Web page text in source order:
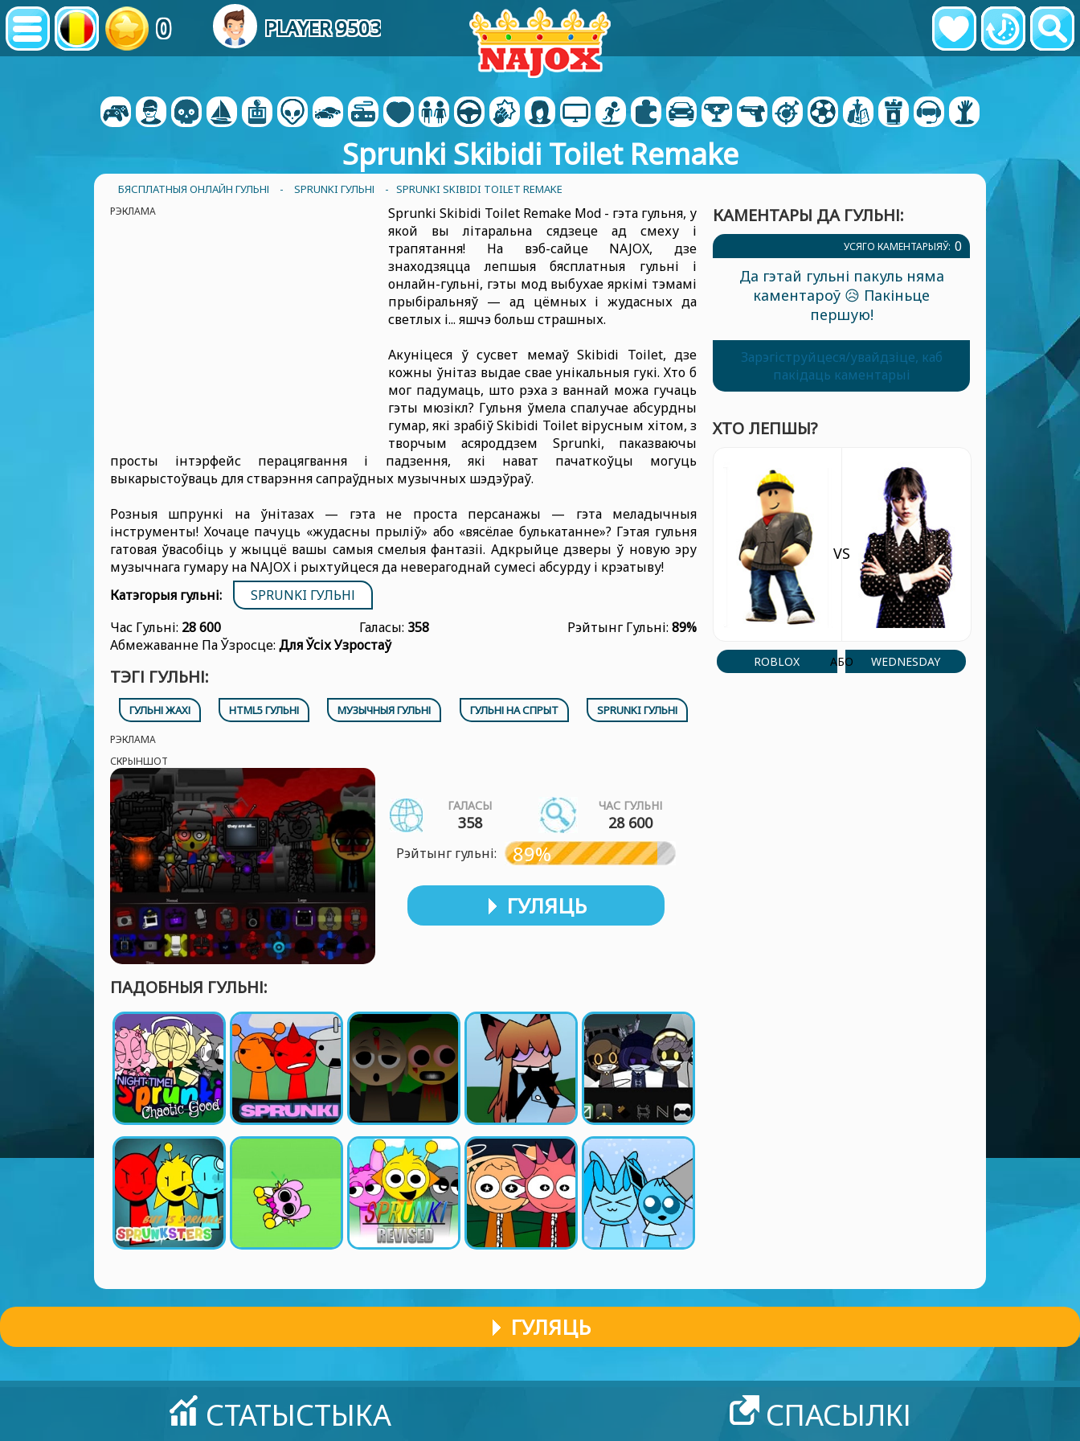
0 PLAYER 9503
Sprunki Skibidi Toilet Remake
БЯСПЛАТНЫЯ ОНЛАЙН ГУЛЬНІ - SPRUNKI ГУЛЬНІ - SPRUNKI SKIBIDI TOILET REMAKE
РЭКЛАМА
Sprunki Skibidi Toilet Remake Mod - гэта гульня, у
якой вы літаральна сядзеце ад смеху і
трапятання! На вэб-сайце NAJOX, дзе
знаходзяцца лепшыя бясплатныя гульні і
онлайн-гульні, гэты мод выбухае яркімі тэмамі
прыбіральняў — ад цёмных і жудасных да
светлых і... яшчэ больш страшных.
Акуніцеся ў сусвет мемаў Skibidi Toilet, дзе
кожны ўнітаз выдае свае унікальныя гукі. Хто б
мог падумаць, што рэха з ваннай можа гучаць
гэты мюзікл? Гульня ўмела спалучае абсурдны
гумар, які зрабіў Skibidi Toilet вірусным хітом, з
творчым асяроддзем Sprunki, паказваючы
просты інтэрфейс перацягвання і падзення, які нават пачаткоўцы могуць
выкарыстоўваць для стварэння сапраўдных музычных шэдэўраў.
Розныя шпрункі на ўнітазах — гэта не проста персанажы — гэта меладычныя
інструменты! Хочаце пачуць «жудасны прыліў» або «вясёлае булькатанне»? Гэтая гульня
гатовая ўвасобіць у жыццё вашы самыя смелыя фантазіі. Адкрыйце дзверы ў новую эру
музычнага гумару на NAJOX і рыхтуйцеся да неверагоднай сумесі абсурду і крэатыву!
Катэгорыя гульні:
SPRUNKI ГУЛЬНІ
Час Гульні: 28 600 Галасы: 358 Рэйтынг Гульні: 89%
Абмежаванне Па Ўзросце: Для Ўсіх Узростаў
ТЭГІ ГУЛЬНІ:
ГУЛЬНІ ЖАХІ HTML5 ГУЛЬНІ МУЗЫЧНЫЯ ГУЛЬНІ ГУЛЬНІ НА СПРЫТ SPRUNKI ГУЛЬНІ
РЭКЛАМА
СКРЫНШОТ
ГАЛАСЫ
358
ЧАС ГУЛЬНІ
28 600
Рэйтынг гульні: 89%
ГУЛЯЦЬ
ПАДОБНЫЯ ГУЛЬНІ:
КАМЕНТАРЫ ДА ГУЛЬНІ:
УСЯГО КАМЕНТАРЫЯЎ: 0
Да гэтай гульні пакуль няма
каментароў 😥 Пакіньце
першую!
Зарэгіструйцеся/увайдзіце, каб
пакідаць каментарыі
ХТО ЛЕПШЫ?
ROBLOX
VS
АБО WEDNESDAY
ГУЛЯЦЬ
СТАТЫСТЫКА СПАСЫЛКІ